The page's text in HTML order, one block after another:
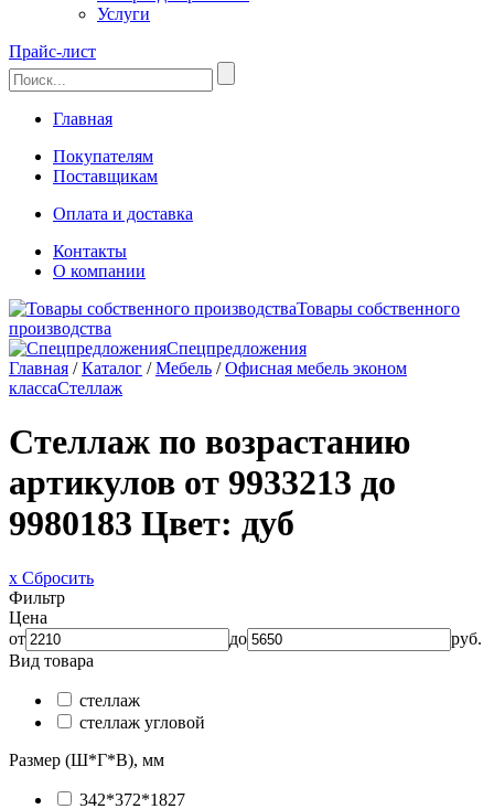
Услуги
Прайс-лист
Главная
Покупателям
Поставщикам
Оплата и доставка
Контакты
О компании
Товары собственного
производства
Спецпредложения
Главная /Каталог /Мебель /Офисная мебель эконом
классаСтеллаж
Стеллаж по возрастанию
артикулов от 9933213 до
9980183 Цвет: дуб
x Сбросить
Фильтр
Цена
от
до
руб.
Вид товара
стеллаж
стеллаж угловой
Размер (Ш*Г*В), мм
342*372*1827